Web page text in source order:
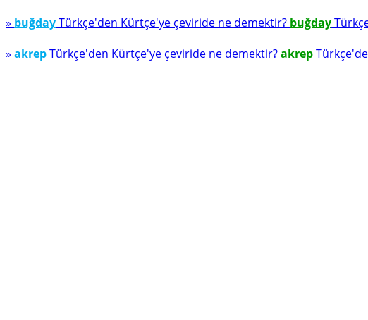
» buğdayTürkçe'den Kürtçe'ye çeviride ne demektir? buğday
» akrepTürkçe'den Kürtçe'ye çeviride ne demektir?akrep